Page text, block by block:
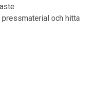
och hitta